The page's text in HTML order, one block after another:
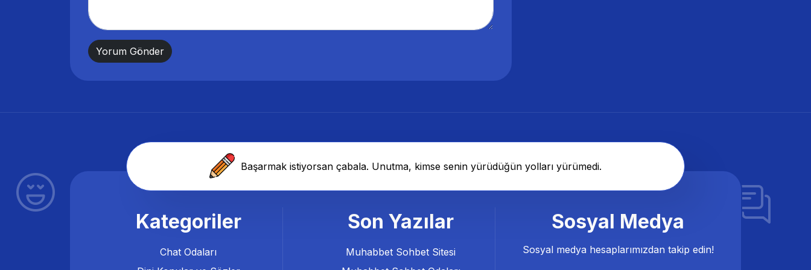
Başarmak istiyorsan çabala. Unutma, kimse senin yürüdüğün yolları yürümedi.
Kategoriler
Chat Odaları
Son Yazılar
Muhabbet Sohbet Sitesi
Sosyal Medya
Sosyal medya hesaplarımızdan takip edin!